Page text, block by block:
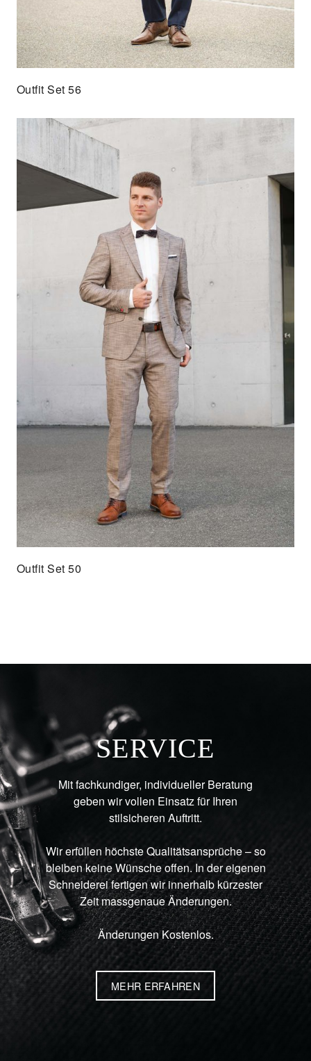
Outfit Set 56
Outfit Set 50
SERVICE
Mit fachkundiger, individueller Beratung
geben wir vollen Einsatz für Ihren
stilsicheren Auftritt.
Wir erfüllen höchste Qualitätsansprüche – so
bleiben keine Wünsche offen. In der eigenen
Schneiderei fertigen wir innerhalb kürzester
Zeit massgenaue Änderungen.
Änderungen Kostenlos.
MEHR ERFAHREN